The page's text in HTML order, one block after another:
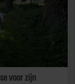
voor zijn